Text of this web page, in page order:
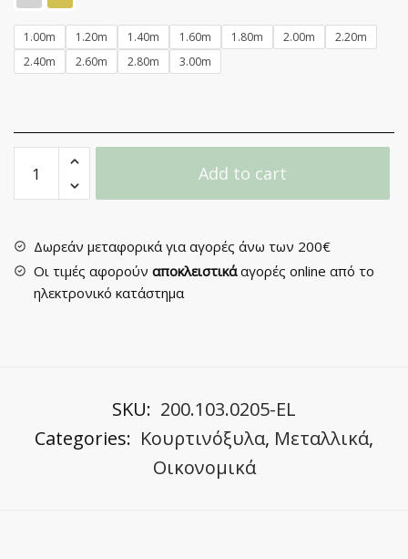
1.00m 1.20m 1.40m 1.60m 1.80m 2.00m
2.20m
2.40m
2.60m 2.80m 3.00m
Κουρτινόξυλο
Μεταλλικό
Φ20
quantity
Add to cart
Δωρεάν μεταφορικά για αγορές άνω των 200€
Οι τιμές αφορούν αποκλειστικάαγορές online από το
ηλεκτρονικό κατάστημα
SKU: 200.103.0205-EL
Categories: Κουρτινόξυλα, Μεταλλικά,
Οικονομικά